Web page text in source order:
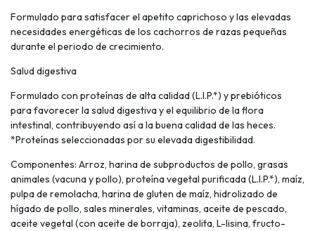
Formulado para satisfacer el apetito caprichoso y las elevadas
necesidades energéticas de los cachorros de razas pequeñas
durante el periodo de crecimiento.
Salud digestiva
Formulado con proteínas de alta calidad (L.I.P.*) y prebióticos
para favorecer la salud digestiva y el equilibrio de la flora
intestinal, contribuyendo así a la buena calidad de las heces.
*Proteínas seleccionadas por su elevada digestibilidad.
Componentes: Arroz, harina de subproductos de pollo, grasas
animales (vacuna y pollo), proteína vegetal purificada (L.I.P.*), maíz,
pulpa de remolacha, harina de gluten de maíz, hidrolizado de
hígado de pollo, sales minerales, vitaminas, aceite de pescado,
aceite vegetal (con aceite de borraja), zeolita, L-lisina, fructo-